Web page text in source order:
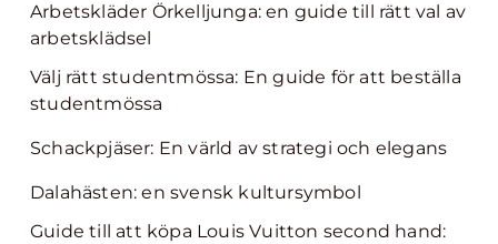
Arbetskläder Örkelljunga: en guide till rätt val av
arbetsklädsel
Välj rätt studentmössa: En guide för att beställa
studentmössa
Schackpjäser: En värld av strategi och elegans
Dalahästen: en svensk kultursymbol
Guide till att köpa Louis Vuitton second hand: